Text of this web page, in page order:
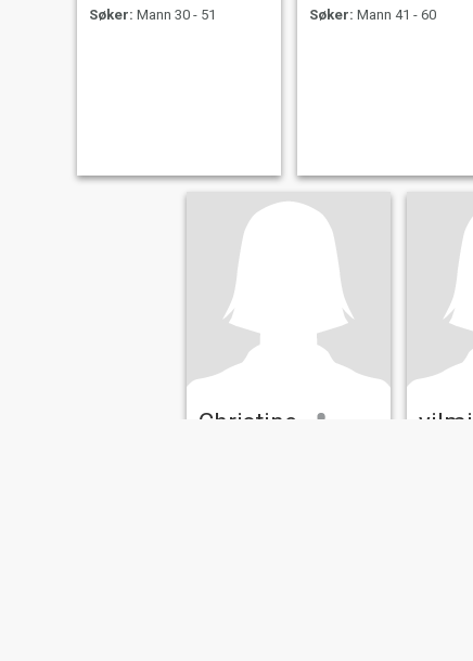
Søker: Mann 30 - 51
Søker: Mann 41 - 60
Christine yilmi